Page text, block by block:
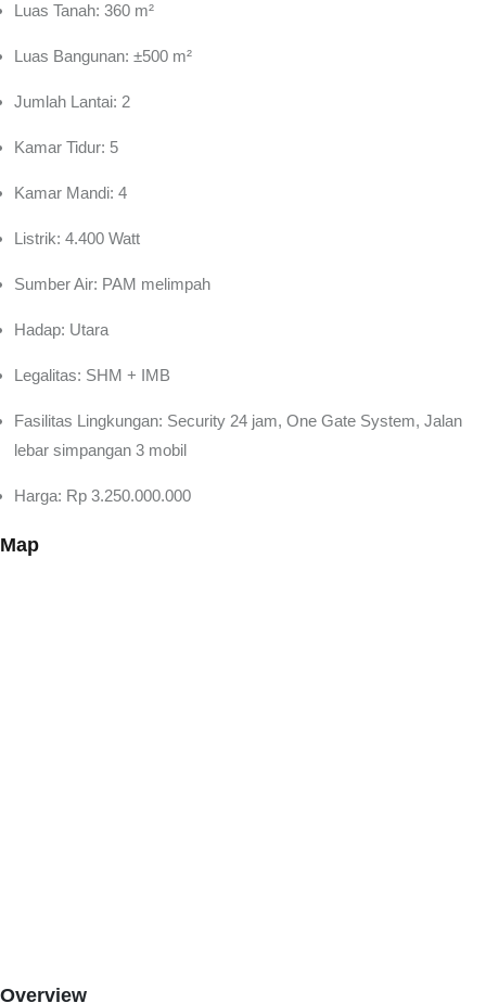
Luas Tanah: 360 m²
Luas Bangunan: ±500 m²
Jumlah Lantai: 2
Kamar Tidur: 5
Kamar Mandi: 4
Listrik: 4.400 Watt
Sumber Air: PAM melimpah
Hadap: Utara
Legalitas: SHM + IMB
Fasilitas Lingkungan: Security 24 jam, One Gate System, Jalan
lebar simpangan 3 mobil
Harga: Rp 3.250.000.000
Map
Overview